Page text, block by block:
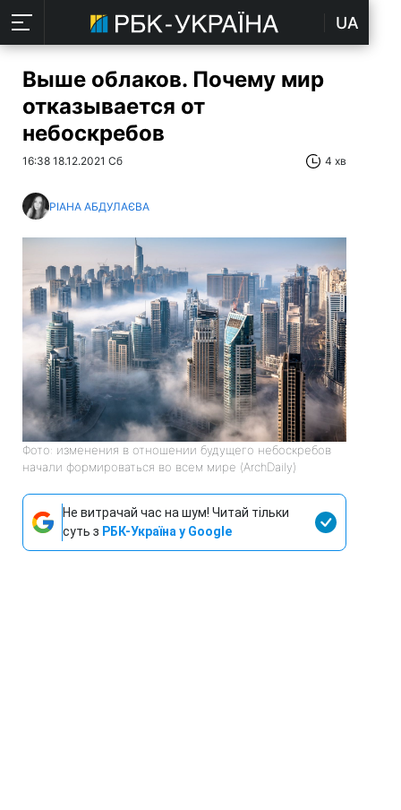
UA
Выше облаков. Почему мир
отказывается от
небоскребов
16:38 18.12.2021 Сб 4 хв
РІАНА АБДУЛАЄВА
Фото: изменения в отношении будущего небоскребов
начали формироваться во всем мире (ArchDaily)
Не витрачай час на шум! Читай тільки
суть з РБК-Україна у Google